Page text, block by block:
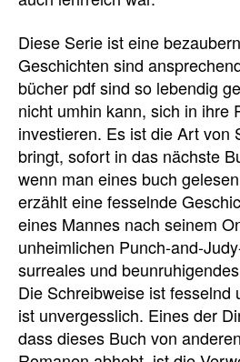
Diese Serie ist eine
Geschichten sind
bücher pdf sind so lebendig
nicht umhin kann, sich in ihre
investieren. Es ist die Art von
bringt, sofort in das nächste
wenn man eines buch
erzählt eine fesselnde
eines Mannes nach seinem
unheimlichen Punch-and-
surreales und
Die Schreibweise ist fesselnd
ist unvergesslich. Eines der
dass dieses Buch von